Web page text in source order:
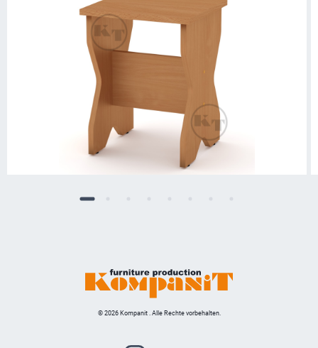
© 2026 Kompanit . Alle Rechte vorbehalten.